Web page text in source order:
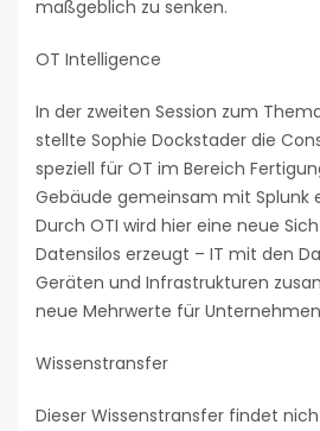
maßgeblich zu senken.
OT Intelligence
In der zweiten Session zum
stellte Sophie Dockstader die
speziell für OT im Bereich
Gebäude gemeinsam mit Splunk
Durch OTI wird hier eine neue
Datensilos erzeugt – IT mit den
Geräten und Infrastrukturen
neue Mehrwerte für
Wissenstransfer
Dieser Wissenstransfer findet